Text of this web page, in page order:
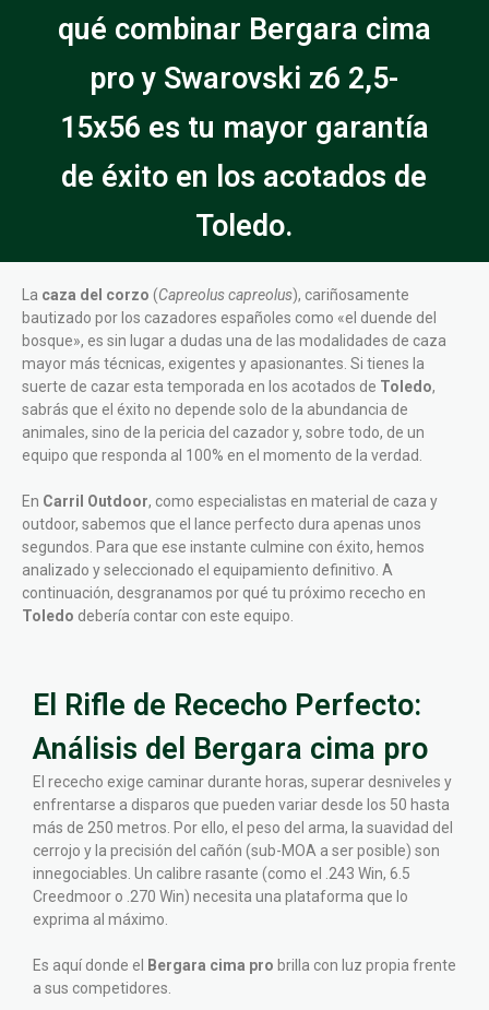
qué combinar Bergara cima
pro y Swarovski z6 2,5-
15x56 es tu mayor garantía
de éxito en los acotados de
Toledo.
La caza del corzo (Capreolus capreolus), cariñosamente
bautizado por los cazadores españoles como «el duende del
bosque», es sin lugar a dudas una de las modalidades de caza
mayor más técnicas, exigentes y apasionantes. Si tienes la
suerte de cazar esta temporada en los acotados de Toledo,
sabrás que el éxito no depende solo de la abundancia de
animales, sino de la pericia del cazador y, sobre todo, de un
equipo que responda al 100% en el momento de la verdad.
En Carril Outdoor, como especialistas en material de caza y
outdoor, sabemos que el lance perfecto dura apenas unos
segundos. Para que ese instante culmine con éxito, hemos
analizado y seleccionado el equipamiento definitivo. A
continuación, desgranamos por qué tu próximo rececho en
Toledo debería contar con este equipo.
El Rifle de Rececho Perfecto:
Análisis del Bergara cima pro
El rececho exige caminar durante horas, superar desniveles y
enfrentarse a disparos que pueden variar desde los 50 hasta
más de 250 metros. Por ello, el peso del arma, la suavidad del
cerrojo y la precisión del cañón (sub-MOA a ser posible) son
innegociables. Un calibre rasante (como el .243 Win, 6.5
Creedmoor o .270 Win) necesita una plataforma que lo
exprima al máximo.
Es aquí donde el Bergara cima pro brilla con luz propia frente
a sus competidores.